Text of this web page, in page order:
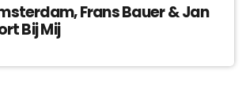
Frans Bauer & Jan
Bij Mij